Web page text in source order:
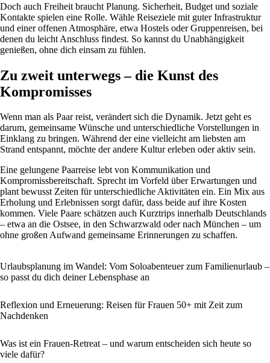
Doch auch Freiheit braucht Planung. Sicherheit, Budget und soziale
Kontakte spielen eine Rolle. Wähle Reiseziele mit guter Infrastruktur
und einer offenen Atmosphäre, etwa Hostels oder Gruppenreisen, bei
denen du leicht Anschluss findest. So kannst du Unabhängigkeit
genießen, ohne dich einsam zu fühlen.
Zu zweit unterwegs – die Kunst des
Kompromisses
Wenn man als Paar reist, verändert sich die Dynamik. Jetzt geht es
darum, gemeinsame Wünsche und unterschiedliche Vorstellungen in
Einklang zu bringen. Während der eine vielleicht am liebsten am
Strand entspannt, möchte der andere Kultur erleben oder aktiv sein.
Eine gelungene Paarreise lebt von Kommunikation und
Kompromissbereitschaft. Sprecht im Vorfeld über Erwartungen und
plant bewusst Zeiten für unterschiedliche Aktivitäten ein. Ein Mix aus
Erholung und Erlebnissen sorgt dafür, dass beide auf ihre Kosten
kommen. Viele Paare schätzen auch Kurztrips innerhalb Deutschlands
– etwa an die Ostsee, in den Schwarzwald oder nach München – um
ohne großen Aufwand gemeinsame Erinnerungen zu schaffen.
Urlaubsplanung im Wandel: Vom Soloabenteuer zum Familienurlaub –
so passt du dich deiner Lebensphase an
Reflexion und Erneuerung: Reisen für Frauen 50+ mit Zeit zum
Nachdenken
Was ist ein Frauen-Retreat – und warum entscheiden sich heute so
viele dafür?